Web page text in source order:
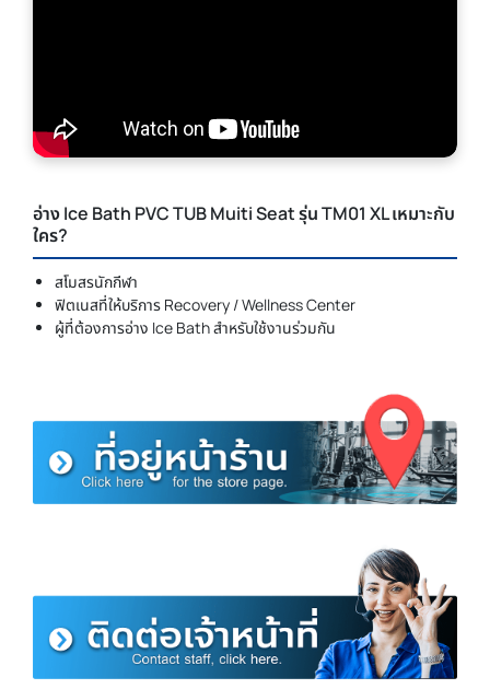
อ่าง Ice Bath PVC TUB Muiti Seat รุ่น TM01 XL เหมาะกับ
ใคร?
สโมสรนักกีฬา
ฟิตเนสที่ให้บริการ Recovery / Wellness Center
ผู้ที่ต้องการอ่าง Ice Bath สำหรับใช้งานร่วมกัน